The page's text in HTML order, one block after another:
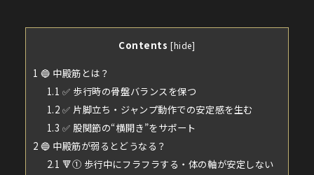
Contents [hide]
1 🔵 中殿筋とは？
1.1 ✅ 歩行時の骨盤バランスを保つ
1.2 ✅ 片脚立ち・ジャンプ動作での安定感を生む
1.3 ✅ 股関節の“横開き”をサポート
2 🔵 中殿筋が弱るとどうなる？
2.1 🔻① 歩行中にフラフラする・体の軸が安定しない